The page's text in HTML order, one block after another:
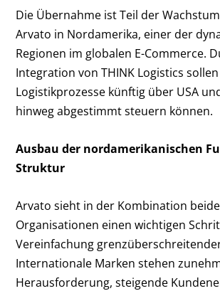
Die Übernahme ist Teil der
Arvato in Nordamerika, einer der
Regionen im globalen E-Commerce.
Integration von THINK Logistics
Logistikprozesse künftig über USA
hinweg abgestimmt steuern können.
Ausbau der nordamerikanischen
Struktur
Arvato sieht in der Kombination
Organisationen einen wichtigen
Vereinfachung
Internationale Marken stehen
Herausforderung, steigende